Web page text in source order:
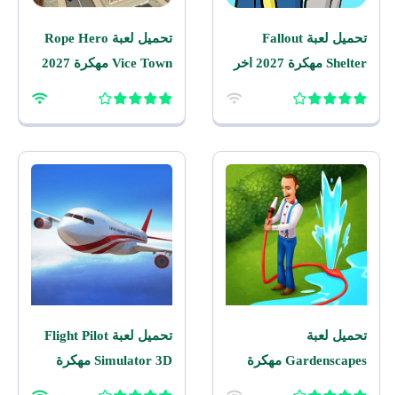
تحميل لعبة Fallout
Shelter مهكرة 2027 اخر
تحميل لعبة Rope Hero
Vice Town مهكرة 2027
تحميل لعبة
Gardenscapes مهكرة
تحميل لعبة Flight Pilot
Simulator 3D مهكرة